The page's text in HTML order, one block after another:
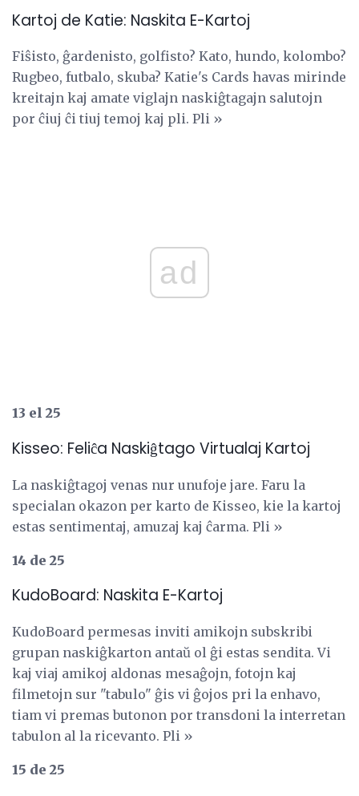
Kartoj de Katie: Naskita E-Kartoj
Fiŝisto, ĝardenisto, golfisto? Kato, hundo, kolombo?
Rugbeo, futbalo, skuba? Katie's Cards havas mirinde
kreitajn kaj amate viglajn naskiĝtagajn salutojn
por ĉiuj ĉi tiuj temoj kaj pli. Pli »
ad
13 el 25
Kisseo: Feliĉa Naskiĝtago Virtualaj Kartoj
La naskiĝtagoj venas nur unufoje jare. Faru la
specialan okazon per karto de Kisseo, kie la kartoj
estas sentimentaj, amuzaj kaj ĉarma. Pli »
14 de 25
KudoBoard: Naskita E-Kartoj
KudoBoard permesas inviti amikojn subskribi
grupan naskiĝkarton antaŭ ol ĝi estas sendita. Vi
kaj viaj amikoj aldonas mesaĝojn, fotojn kaj
filmetojn sur "tabulo" ĝis vi ĝojos pri la enhavo,
tiam vi premas butonon por transdoni la interretan
tabulon al la ricevanto. Pli »
15 de 25